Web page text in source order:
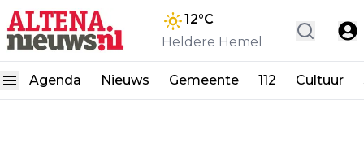
12°C
Heldere Hemel
Agenda Nieuws Gemeente 112 Cultuur